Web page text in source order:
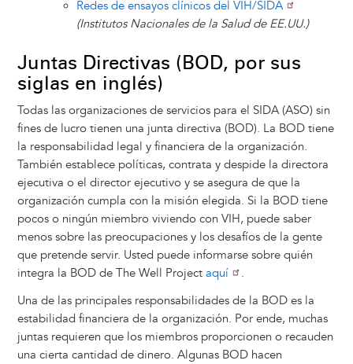
Redes de ensayos clínicos del VIH/SIDA
(Institutos Nacionales de la Salud de EE.UU.)
Juntas Directivas (BOD, por sus
siglas en inglés)
Todas las organizaciones de servicios para el SIDA (ASO) sin
fines de lucro tienen una junta directiva (BOD). La BOD tiene
la responsabilidad legal y financiera de la organización.
También establece políticas, contrata y despide la directora
ejecutiva o el director ejecutivo y se asegura de que la
organización cumpla con la misión elegida. Si la BOD tiene
pocos o ningún miembro viviendo con VIH, puede saber
menos sobre las preocupaciones y los desafíos de la gente
que pretende servir. Usted puede informarse sobre quién
integra la BOD de The Well Project aquí
.
Una de las principales responsabilidades de la BOD es la
estabilidad financiera de la organización. Por ende, muchas
juntas requieren que los miembros proporcionen o recauden
una cierta cantidad de dinero. Algunas BOD hacen